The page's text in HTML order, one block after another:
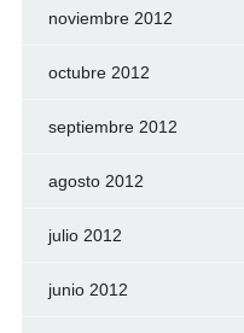
noviembre 2012
octubre 2012
septiembre 2012
agosto 2012
julio 2012
junio 2012